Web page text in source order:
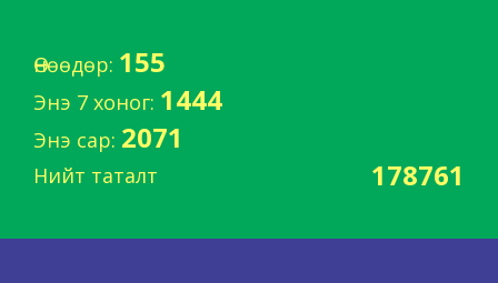
Өнөөдөр: 155
Энэ 7 хоног: 1444
Энэ сар: 2071
Нийт таталт 178761